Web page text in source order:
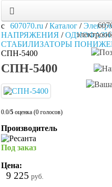
607070.ru /Каталог /
НАПРЯЖЕНИЯ /
СТАБИЛИЗАТОРЫ
СПН-5400
СПН-5400
0.0/5 оценка (0 голосов)
Производитель
Под заказ
Цена:
9 225 руб.